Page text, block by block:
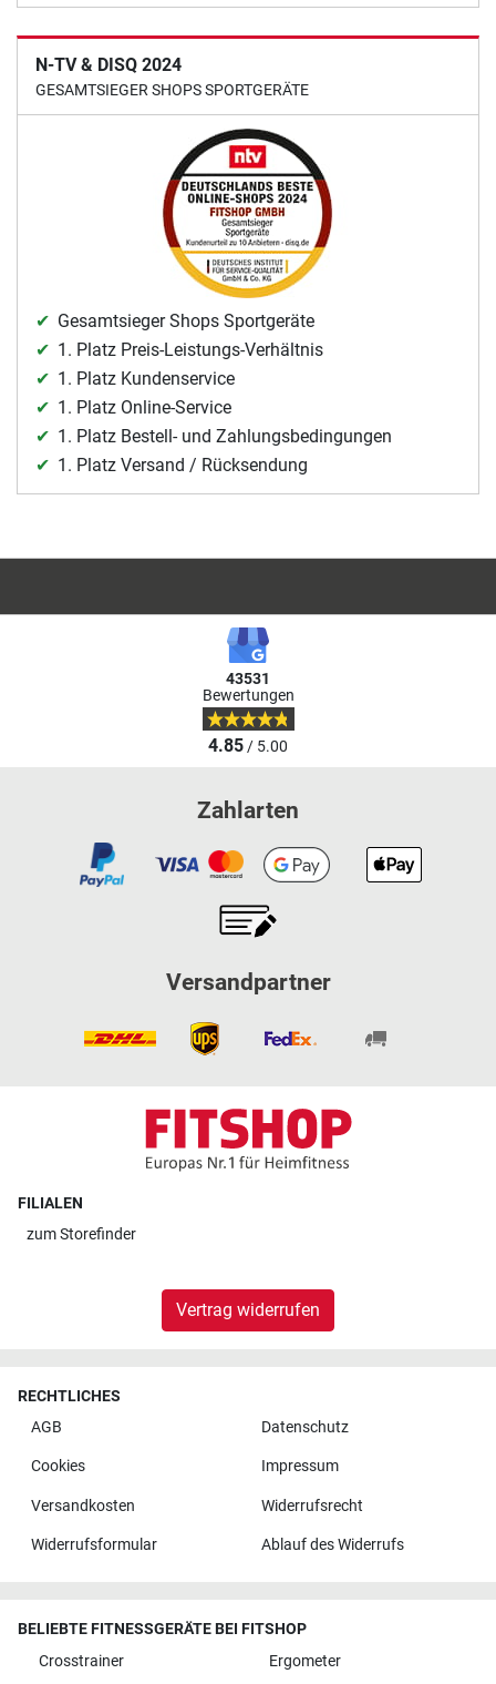
N-TV & DISQ 2024
GESAMTSIEGER SHOPS SPORTGERÄTE
Gesamtsieger Shops Sportgeräte
1. Platz Preis-Leistungs-Verhältnis
1. Platz Kundenservice
1. Platz Online-Service
1. Platz Bestell- und Zahlungsbedingungen
1. Platz Versand / Rücksendung
43531
Bewertungen
4.85/ 5.00
Zahlarten
Versandpartner
FILIALEN
zumStorefinder
Vertrag widerrufen
RECHTLICHES
AGB
Datenschutz
Cookies Impressum
Versandkosten Widerrufsrecht
Widerrufsformular Ablauf des Widerrufs
BELIEBTE FITNESSGERÄTE BEI FITSHOP
Crosstrainer
Ergometer